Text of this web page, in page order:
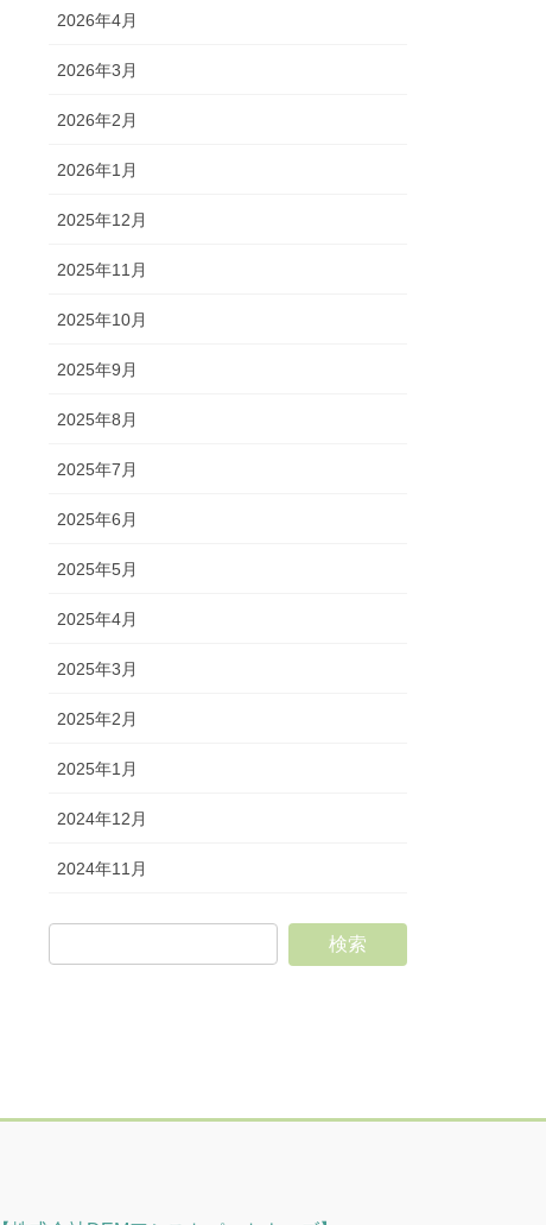
2026年4月
2026年3月
2026年2月
2026年1月
2025年12月
2025年11月
2025年10月
2025年9月
2025年8月
2025年7月
2025年6月
2025年5月
2025年4月
2025年3月
2025年2月
2025年1月
2024年12月
2024年11月